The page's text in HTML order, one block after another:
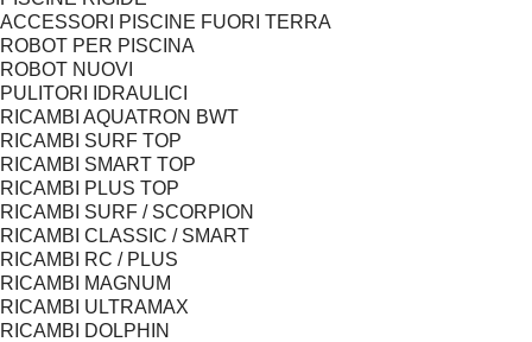
ACCESSORI PISCINE FUORI TERRA
ROBOT PER PISCINA
ROBOT NUOVI
PULITORI IDRAULICI
RICAMBI AQUATRON BWT
RICAMBI SURF TOP
RICAMBI SMART TOP
RICAMBI PLUS TOP
RICAMBI SURF / SCORPION
RICAMBI CLASSIC / SMART
RICAMBI RC / PLUS
RICAMBI MAGNUM
RICAMBI ULTRAMAX
RICAMBI DOLPHIN